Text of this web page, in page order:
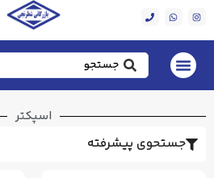
اسپکتر
جستحوی پیشرفته